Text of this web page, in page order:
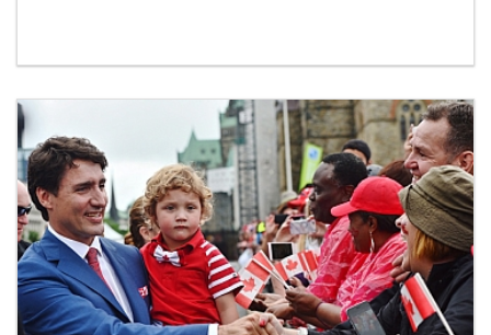
học ‘nên đến’.